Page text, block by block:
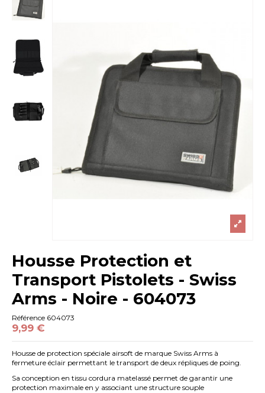
Housse Protection et
Transport Pistolets - Swiss
Arms - Noire - 604073
Référence 604073
9,99 €
Housse de protection spéciale airsoft de marque Swiss Arms à
fermeture éclair permettant le transport de deux répliques de poing.
Sa conception en tissu cordura matelassé permet de garantir une
protection maximale en y associant une structure souple